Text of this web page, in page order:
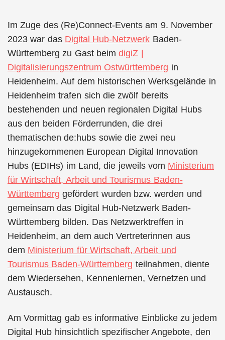
Im Zuge des (Re)Connect-Events am 9. November
2023 war das Digital Hub-Netzwerk Baden-
Württemberg zu Gast beimdigiZ |
Digitalisierungszentrum Ostwürttemberg in
Heidenheim. Auf dem historischen Werksgelände in
Heidenheim trafen sich die zwölf bereits
bestehenden und neuen regionalen Digital Hubs
aus den beiden Förderrunden, die drei
thematischen de:hubs sowie die zwei neu
hinzugekommenen European Digital Innovation
Hubs (EDIHs) im Land, die jeweils vom Ministerium
für Wirtschaft, Arbeit und Tourismus Baden-
Württemberg gefördert wurden bzw. werden und
gemeinsam das Digital Hub-Netzwerk Baden-
Württemberg bilden. Das Netzwerktreffen in
Heidenheim, an dem auch Vertreterinnen aus
dem Ministerium für Wirtschaft, Arbeit und
Tourismus Baden-Württemberg teilnahmen, diente
dem Wiedersehen, Kennenlernen, Vernetzen und
Austausch.
Am Vormittag gab es informative Einblicke zu jedem
Digital Hub hinsichtlich spezifischer Angebote, den